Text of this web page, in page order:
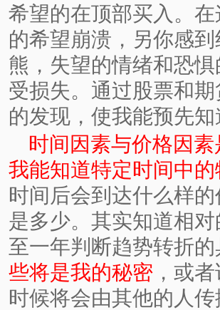
希望的在顶部买入。
的希望崩溃，另你感
熊，失望的情绪和恐
受损失。通过股票和
的发现，使我能预先
时间因素与价格因
我能知道特定时间中的
时间后会到达什么样
是多少。其实知道相
至一年判断趋势转折
些将是我的秘密 ，或
时候将会由其他的人